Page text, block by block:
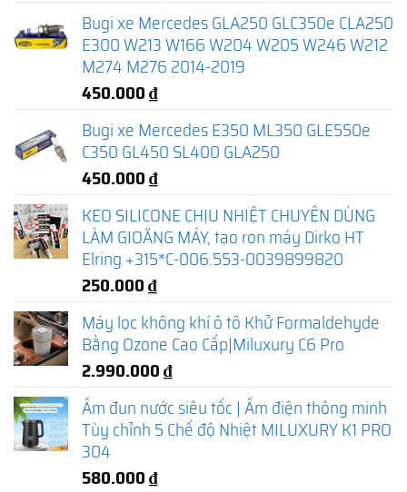
Bugi xe Mercedes GLA250 GLC350e CLA250
E300 W213 W166 W204 W205 W246 W212
M274 M276 2014-2019
450.000₫
Bugi xe Mercedes E350 ML350 GLE550e
C350 GL450 SL400 GLA250
450.000₫
KEO SILICONE CHỊU NHIỆT CHUYÊN DÙNG
LÀM GIOĂNG MÁY, tạo ron máy Dirko HT
Elring +315*C-006.553-0039899820
250.000₫
Máy lọc không khí ô tô Khử Formaldehyde
Bằng Ozone Cao Cấp|Miluxury C6 Pro
2.990.000₫
Ấm đun nước siêu tốc | Ấm điện thông minh
Tùy chỉnh 5 Chế độ Nhiệt MILUXURY K1 PRO
304
580.000₫